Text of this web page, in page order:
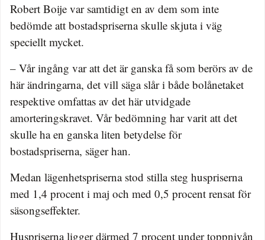
Robert Boije var samtidigt en av dem som inte
bedömde att bostadspriserna skulle skjuta i väg
speciellt mycket.
– Vår ingång var att det är ganska få som berörs av de
här ändringarna, det vill säga slår i både bolånetaket
respektive omfattas av det här utvidgade
amorteringskravet. Vår bedömning har varit att det
skulle ha en ganska liten betydelse för
bostadspriserna, säger han.
Medan lägenhetspriserna stod stilla steg huspriserna
med 1,4 procent i maj och med 0,5 procent rensat för
säsongseffekter.
Huspriserna ligger därmed 7 procent under toppnivån